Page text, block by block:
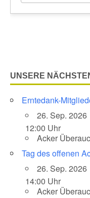
UNSERE
Erntedank-
26. Sep. 2026
12:00 Uhr
Acker
Tag des offenen
26. Sep. 2026
14:00 Uhr
Acker